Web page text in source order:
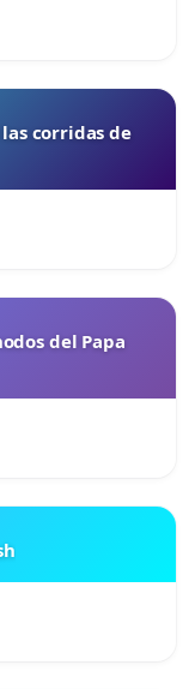
corridas de
del Papa